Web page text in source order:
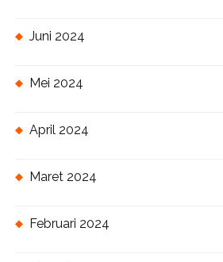
Juni 2024
Mei 2024
April 2024
Maret 2024
Februari 2024